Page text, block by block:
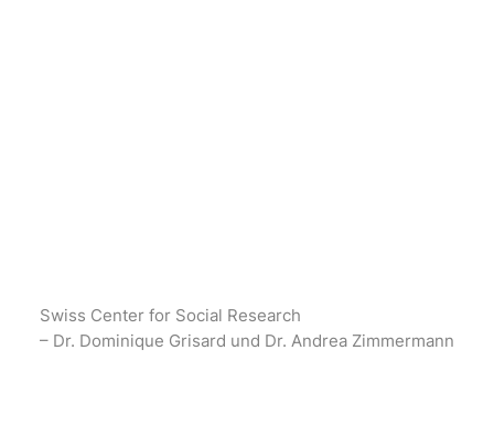
Swiss Center for Social Research
– Dr. Dominique Grisard und Dr. Andrea Zimmermann